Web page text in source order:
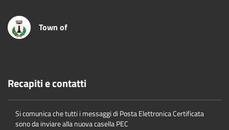
Town of
Recapiti e contatti
Si comunica che tutti i messaggi di Posta Elettronica Certificata
sono da inviare alla nuova casella PEC